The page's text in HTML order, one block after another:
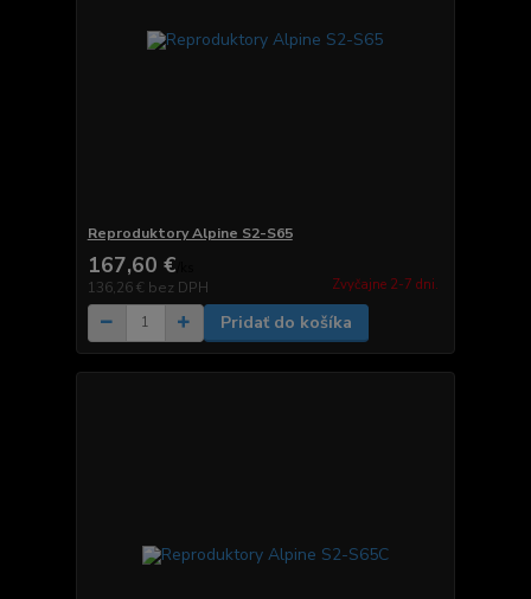
Reproduktory Alpine S2-S65
167,60 €
136,26 € bez DPH Zvyčajne 2-7 dni.
Pridať do košíka